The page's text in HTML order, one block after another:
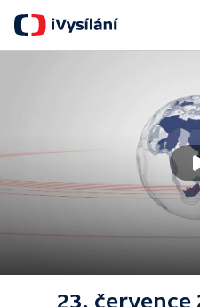
23. července